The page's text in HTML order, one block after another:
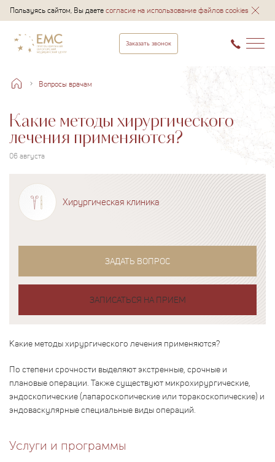
Пользуясь сайтом, Вы даетесогласие на использование файлов cookies
Заказать звонок
Вопросы врачам
Какие методы хирургического
лечения применяются?
06 августа
Хирургическая клиника
ЗАДАТЬ ВОПРОС
ЗАПИСАТЬСЯ НА ПРИЕМ
Какие методы хирургического лечения применяются?
По степени срочности выделяют экстренные, срочные и
плановые операции. Также существуют микрохирургические,
эндоскопические (лапароскопические или торакоскопические) и
эндоваскулярные специальные виды операций.
Услуги и программы